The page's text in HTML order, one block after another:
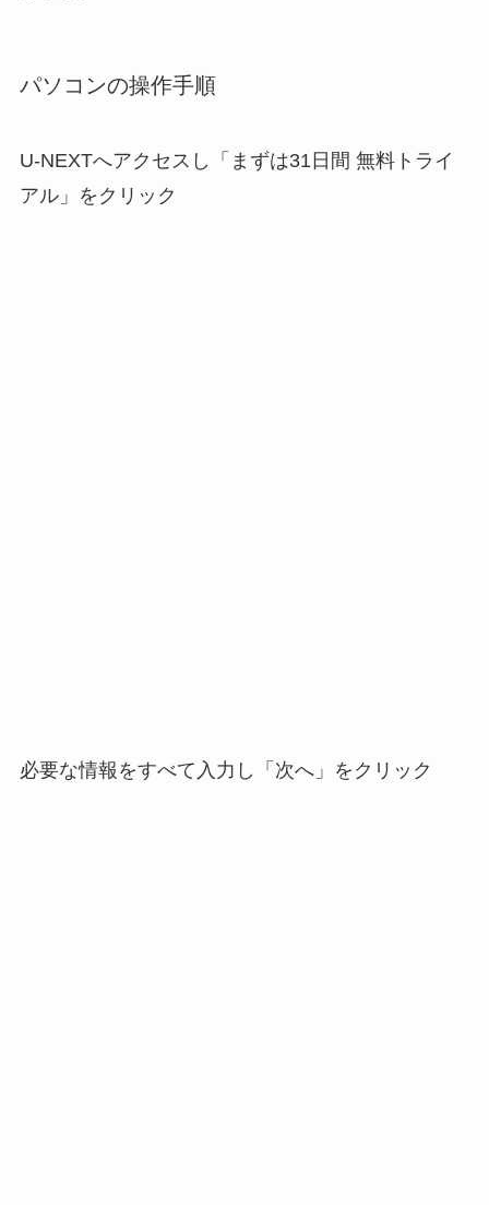
パソコンの操作手順
U-NEXTへアクセスし「まずは31日間 無料トライ
アル」をクリック
必要な情報をすべて入力し「次へ」をクリック